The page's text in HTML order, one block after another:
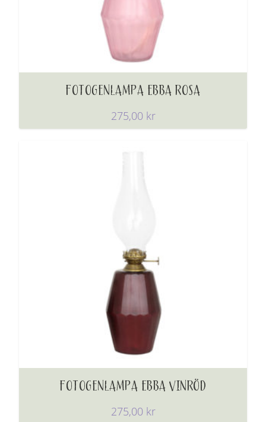
FOTOGENLAMPA EBBA ROSA
275,00 kr
FOTOGENLAMPA EBBA VINRÖD
275,00 kr